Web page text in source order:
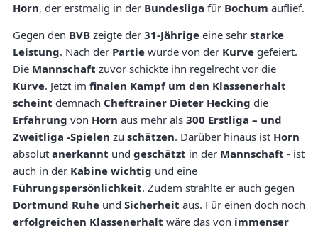
Horn, der erstmalig in der Bundesliga für Bochum auflief.
Gegen den BVB zeigte der 31-Jährige eine sehr starke
Leistung. Nach der Partie wurde von der Kurve gefeiert.
Die Mannschaft zuvor schickte ihn regelrecht vor die
Kurve. Jetzt im finalen Kampf um den Klassenerhalt
scheint demnach Cheftrainer Dieter Hecking die
Erfahrung von Horn aus mehr als 300 Erstliga – und
Zweitliga -Spielen zu schätzen. Darüber hinaus ist Horn
absolut anerkannt und geschätzt in der Mannschaft - ist
auch in der Kabine wichtig und eine
Führungspersönlichkeit. Zudem strahlte er auch gegen
Dortmund Ruhe und Sicherheit aus. Für einen doch noch
erfolgreichen Klassenerhalt wäre das von immenser